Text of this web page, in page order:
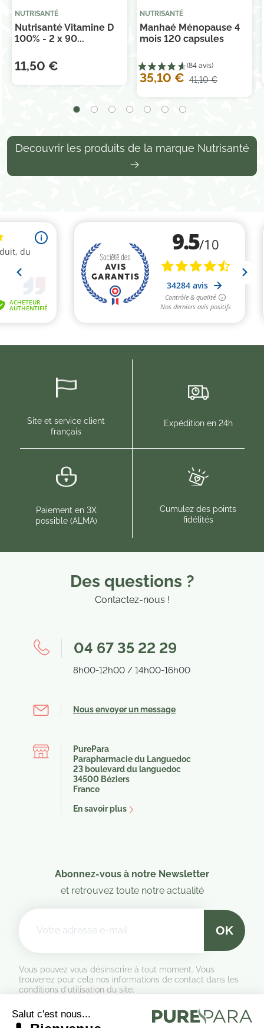
(1 avis)
NUTRISANTÉ
Nutrisanté Vitamine D
100% - 2 x 90...
11,50 €
NUTRISANTÉ
Manhaé Ménopause 4
mois 120 capsules
35,10 € 41,10 €
Decouvrir les produits de la marque Nutrisanté
Site et service client
français
Expédition en 24h
Paiement en 3X
possible (ALMA)
Cumulez des points
fidélités
Des questions ?
Contactez-nous !
04 67 35 22 29
8h00-12h00 / 14h00-16h00
Nous envoyer un message
PurePara
Parapharmacie du Languedoc
23 boulevard du languedoc
34500 Béziers
France
En savoir plus
Abonnez-vous à notre Newsletter
et retrouvez toute notre actualité
Vous pouvez vous désinscrire à tout moment. Vous
trouverez pour cela nos informations de contact dans les
conditions d'utilisation du site.